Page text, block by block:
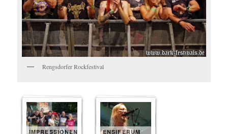
Rengsdorfer Rockfestival
IMPRESSIONEN ENSIFERUM